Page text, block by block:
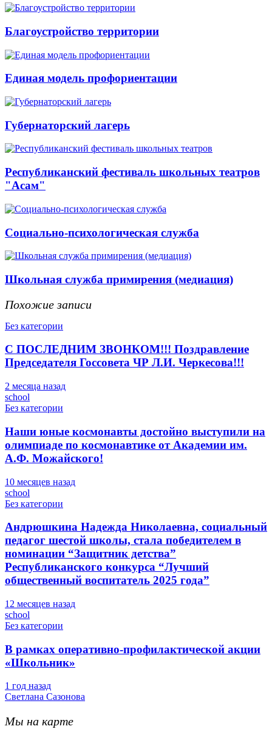
Благоустройство территории
Единая модель профориентации
Губернаторский лагерь
Республиканский фестиваль школьных театров
"Асам"
Социально-психологическая служба
Школьная служба примирения (медиация)
Похожие записи
Без категории
С ПОСЛЕДНИМ ЗВОНКОМ!!! Поздравление
Председателя Госсовета ЧР Л.И. Черкесова!!!
2 месяца назад
school
Без категории
Наши юные космонавты достойно выступили на
олимпиаде по космонавтике от Академии им.
А.Ф. Можайского!
10 месяцев назад
school
Без категории
Андрюшкина Надежда Николаевна, социальный
педагог шестой школы, стала победителем в
номинации “Защитник детства”
Республиканского конкурса “Лучший
общественный воспитатель 2025 года”
12 месяцев назад
school
Без категории
В рамках оперативно-профилактической акции
«Школьник»
1 год назад
Светлана Сазонова
Мы на карте